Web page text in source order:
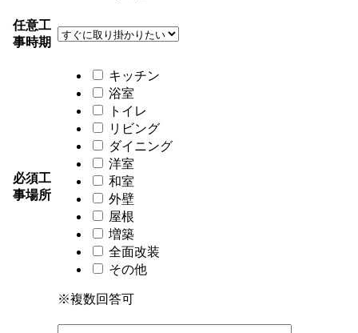
任意工
事時期
必須工
事場所
キッチン
浴室
トイレ
リビング
ダイニング
洋室
和室
外壁
屋根
増築
全面改装
その他
※複数回答可